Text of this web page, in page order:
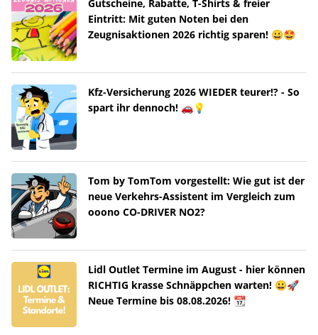
Gutscheine, Rabatte, T-Shirts & freier
Eintritt: Mit guten Noten bei den
Zeugnisaktionen 2026 richtig sparen! 😀🤩
Kfz-Versicherung 2026 WIEDER teurer!? - So
spart ihr dennoch! 🚗💡
Tom by TomTom vorgestellt: Wie gut ist der
neue Verkehrs-Assistent im Vergleich zum
ooono CO-DRIVER NO2?
Lidl Outlet Termine im August - hier können
RICHTIG krasse Schnäppchen warten! 😀🚀
Neue Termine bis 08.08.2026! 📆